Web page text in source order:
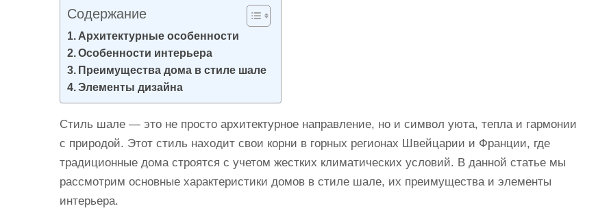
Содержание
Архитектурные особенности
Особенности интерьера
Преимущества дома в стиле шале
Элементы дизайна
Стиль шале — это не просто архитектурное направление, но и символ уюта, тепла и гармонии
с природой. Этот стиль находит свои корни в горных регионах Швейцарии и Франции, где
традиционные дома строятся с учетом жестких климатических условий. В данной статье мы
рассмотрим основные характеристики домов в стиле шале, их преимущества и элементы
интерьера.